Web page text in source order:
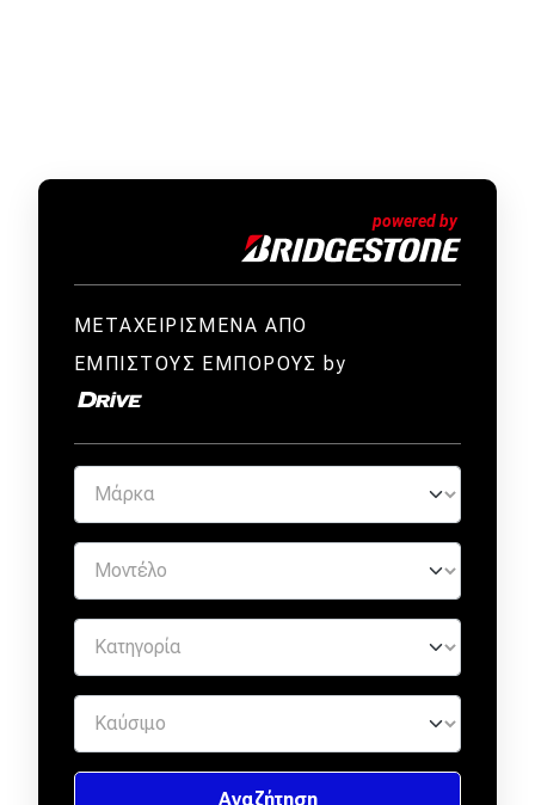
ΜΕΤΑΧΕΙΡΙΣΜΕΝΑ ΑΠΟ
ΕΜΠΙΣΤΟΥΣ ΕΜΠΟΡΟΥΣ by